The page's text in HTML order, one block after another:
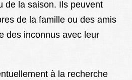
de la saison. Ils peuvent
de la famille ou des amis
des inconnus avec leur
à la recherche